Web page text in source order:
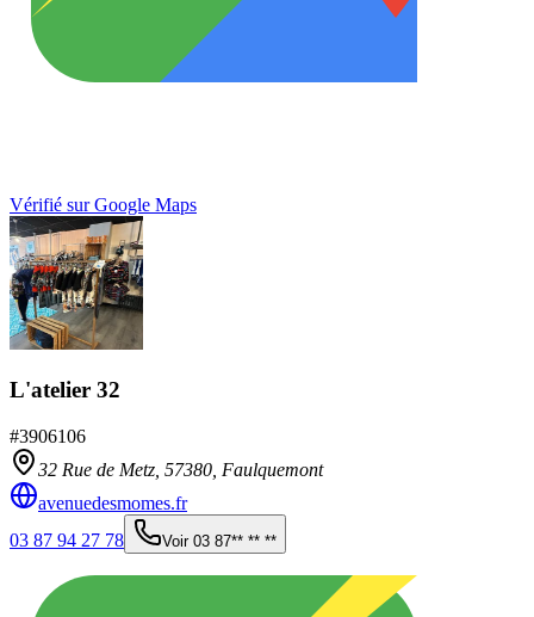
Vérifié sur Google Maps
L'atelier 32
#3906106
32 Rue de Metz, 57380 Faulquemont
avenuedesmomes.fr
03 87 94 27 78
Voir 03 87** ** **